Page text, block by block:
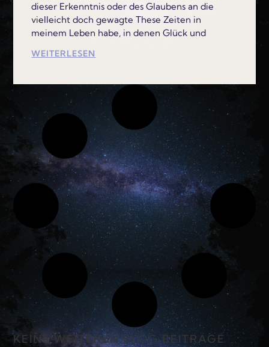
dieser Erkenntnis oder des Glaubens an die
vielleicht doch gewagte These Zeiten in
meinem Leben habe, in denen Glück und
WEITERLESEN
KEINE WEITEREN BLOG BEITRÄGE